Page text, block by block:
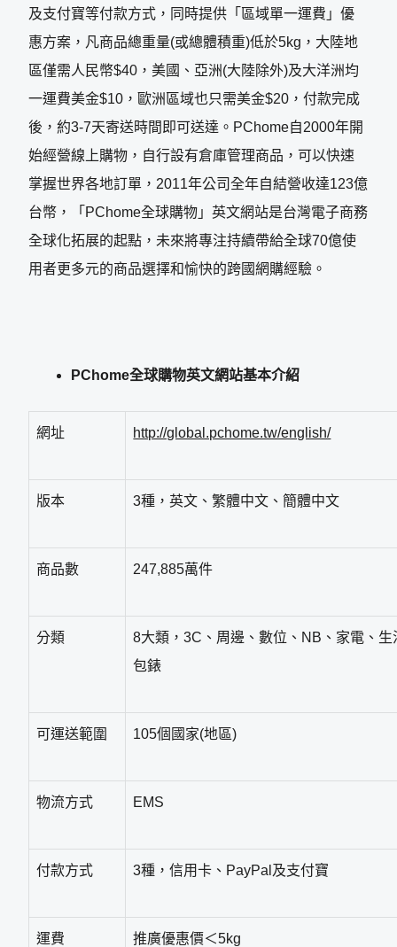
及支付寶等付款方式，同時提供「區域單一運費」優
惠方案，凡商品總重量(或總體積重)低於5kg，大陸地
區僅需人民幣$40，美國、亞洲(大陸除外)及大洋洲均
一運費美金$10，歐洲區域也只需美金$20，付款完成
後，約3-7天寄送時間即可送達。PChome自2000年開
始經營線上購物，自行設有倉庫管理商品，可以快速
掌握世界各地訂單，2011年公司全年自結營收達123億
台幣，「PChome全球購物」英文網站是台灣電子商務
全球化拓展的起點，未來將專注持續帶給全球70億使
用者更多元的商品選擇和愉快的跨國網購經驗。
PChome全球購物英文網站基本介紹
網址 http://global.pchome.tw/english/
版本 3種，英文、繁體中文、簡體中文
商品數 247,885萬件
分類
8大類，3C、周邊、數位、NB、家電、
包錶
可運送範圍 105個國家(地區)
物流方式 EMS
付款方式 3種，信用卡、PayPal及支付寶
運費 推廣優惠價＜5kg